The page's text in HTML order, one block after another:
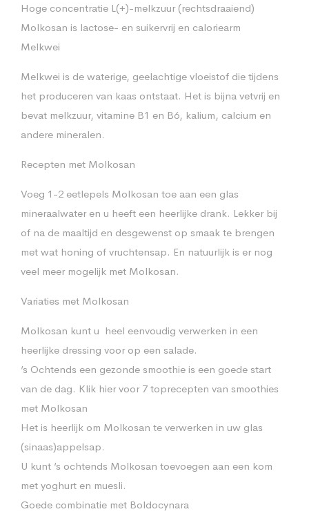
Hoge concentratie L(+)-melkzuur (rechtsdraaiend)
Molkosan is lactose- en suikervrij en caloriearm
Melkwei
Melkwei is de waterige, geelachtige vloeistof die tijdens
het produceren van kaas ontstaat. Het is bijna vetvrij en
bevat melkzuur, vitamine B1 en B6, kalium, calcium en
andere mineralen.
Recepten met Molkosan
Voeg 1-2 eetlepels Molkosan toe aan een glas
mineraalwater en u heeft een heerlijke drank. Lekker bij
of na de maaltijd en desgewenst op smaak te brengen
met wat honing of vruchtensap. En natuurlijk is er nog
veel meer mogelijk met Molkosan.
Variaties met Molkosan
Molkosan kunt u heel eenvoudig verwerken in een
heerlijke dressing voor op een salade.
’s Ochtends een gezonde smoothie is een goede start
van de dag. Klik hier voor 7 toprecepten van smoothies
met Molkosan
Het is heerlijk om Molkosan te verwerken in uw glas
(sinaas)appelsap.
U kunt ’s ochtends Molkosan toevoegen aan een kom
met yoghurt en muesli.
Goede combinatie met Boldocynara